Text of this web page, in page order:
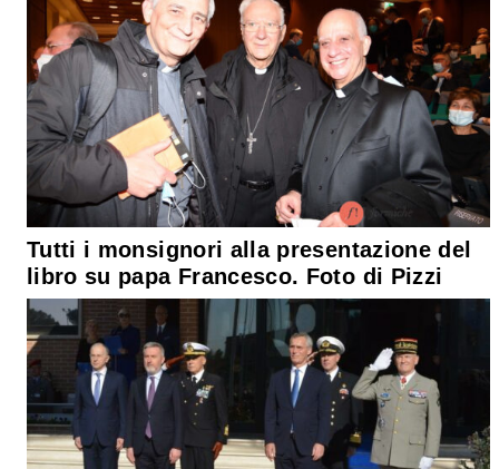
Tutti i monsignori alla presentazione del
libro su papa Francesco. Foto di Pizzi